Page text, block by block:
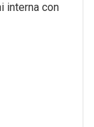
interna con